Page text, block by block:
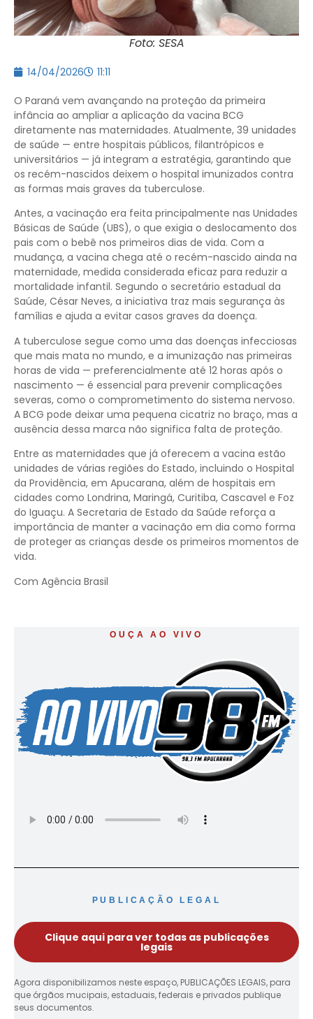
Foto: SESA
14/04/2026 11:11
O Paraná vem avançando na proteção da primeira
infância ao ampliar a aplicação da vacina BCG
diretamente nas maternidades. Atualmente, 39 unidades
de saúde — entre hospitais públicos, filantrópicos e
universitários — já integram a estratégia, garantindo que
os recém-nascidos deixem o hospital imunizados contra
as formas mais graves da tuberculose.
Antes, a vacinação era feita principalmente nas Unidades
Básicas de Saúde (UBS), o que exigia o deslocamento dos
pais com o bebê nos primeiros dias de vida. Com a
mudança, a vacina chega até o recém-nascido ainda na
maternidade, medida considerada eficaz para reduzir a
mortalidade infantil. Segundo o secretário estadual da
Saúde, César Neves, a iniciativa traz mais segurança às
famílias e ajuda a evitar casos graves da doença.
A tuberculose segue como uma das doenças infecciosas
que mais mata no mundo, e a imunização nas primeiras
horas de vida — preferencialmente até 12 horas após o
nascimento — é essencial para prevenir complicações
severas, como o comprometimento do sistema nervoso.
A BCG pode deixar uma pequena cicatriz no braço, mas a
ausência dessa marca não significa falta de proteção.
Entre as maternidades que já oferecem a vacina estão
unidades de várias regiões do Estado, incluindo o Hospital
da Providência, em Apucarana, além de hospitais em
cidades como Londrina, Maringá, Curitiba, Cascavel e Foz
do Iguaçu. A Secretaria de Estado da Saúde reforça a
importância de manter a vacinação em dia como forma
de proteger as crianças desde os primeiros momentos de
vida.
Com Agência Brasil
OUÇA AO VIVO
PUBLICAÇÃO LEGAL
Clique aqui para ver todas as publicações
legais
Agora disponibilizamos neste espaço, PUBLICAÇÕES LEGAIS, para
que órgãos mucipais, estaduais, federais e privados publique
seus documentos.